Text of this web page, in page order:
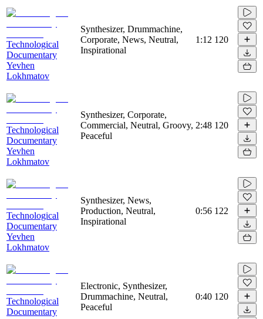
Technological
Documentary
Yevhen
Lokhmatov
Synthesizer, Drummachine,
Corporate, News, Neutral,
Inspirational
1:12 120
Technological
Documentary
Yevhen
Lokhmatov
Synthesizer, Corporate,
Commercial, Neutral, Groovy,
Peaceful
2:48 120
Technological
Documentary
Yevhen
Lokhmatov
Synthesizer, News,
Production, Neutral,
Inspirational
0:56 122
Technological
Documentary
Electronic, Synthesizer,
Drummachine, Neutral,
Peaceful
0:40 120